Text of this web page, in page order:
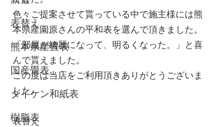
表替え
熊本県産畳表
国産畳表
ダイケン和紙表
樹脂表
色々ご提案させて貰っている中で施主様には熊
本県産園原さんの平和表を選んで頂きました。
「部屋が綺麗になって、明るくなった。」と喜
んで貰えました。
この度は当店をご利用頂きありがとうございま
した。
表替え